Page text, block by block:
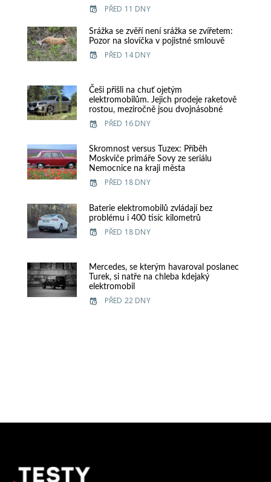
PŘED 11 DNY
Srážka se zvěří není srážka se zvířetem:
Pozor na slovíčka v pojistné smlouvě
PŘED 14 DNY
Češi přišli na chuť ojetým
elektromobilům. Jejich prodeje raketově
rostou, meziročně jsou dvojnásobné
PŘED 16 DNY
Skromnost versus Tuzex: Příběh
Moskviče primáře Sovy ze seriálu
Nemocnice na kraji města
PŘED 18 DNY
Baterie elektromobilů zvládají bez
problému i 400 tisíc kilometrů
PŘED 18 DNY
Mercedes, se kterým havaroval poslanec
Turek, si natře na chleba kdejaký
elektromobil
PŘED 22 DNY